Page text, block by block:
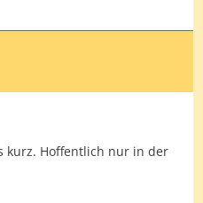
kurz. Hoffentlich nur in der